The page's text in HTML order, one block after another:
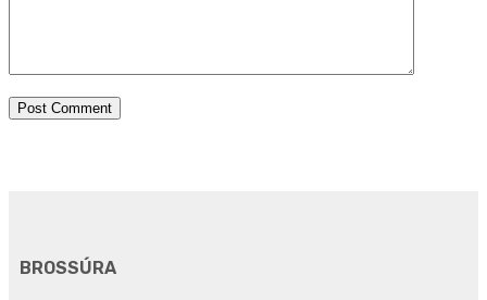
BROSSÚRA